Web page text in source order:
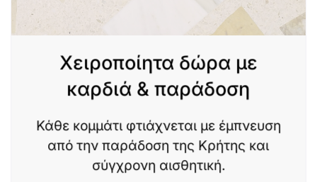
Χειροποίητα δώρα με
καρδιά & παράδοση
Κάθε κομμάτι φτιάχνεται με έμπνευση
από την παράδοση της Κρήτης και
σύγχρονη αισθητική.